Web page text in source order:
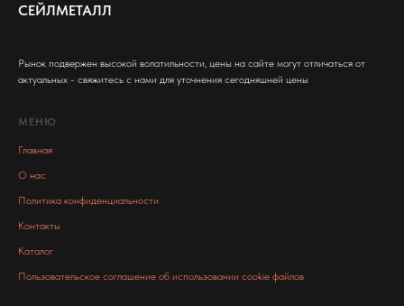
СЕЙЛМЕТАЛЛ
Рынок подвержен высокой волатильности, цены на сайте могут отличаться от
актуальных - свяжитесь с нами для уточнения сегодняшней цены
МЕНЮ
Главная
О нас
Политика конфиденциальности
Контакты
Каталог
Пользовательское соглашение об использовании cookie файлов